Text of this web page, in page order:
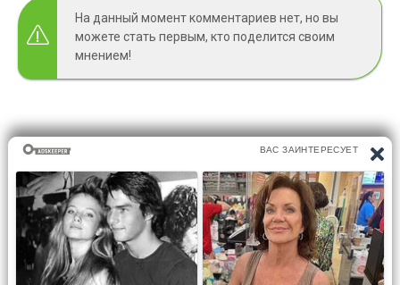
На данный момент комментариев нет, но вы
можете стать первым, кто поделится своим
мнением!